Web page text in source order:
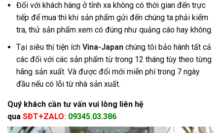
Đối với khách hàng ở tỉnh xa không có thời gian đến trực
tiếp để mua thì khi sản phẩm gửi đến chúng ta phải kiểm
tra, thử sản phẩm xem có đúng như quảng cáo hay không.
Tại siêu thị tiện ích Vina-Japan chúng tôi bảo hành tất cả
các đối với các sản phẩm từ trong 12 tháng tùy theo từng
hãng sản xuất. Và được đổi mới miễn phí trong 7 ngày
đầu nếu có lỗi từ nhà sản xuất.
Quý khách cần tư vấn vui lòng liên hệ
qua SĐT+ZALO: 09345.03.386